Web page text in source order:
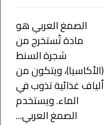
الصمغ العربي هو
مادة تُستخرج من
شجرة السنط
(الأكاسيا)، ويتكون من
ألياف غذائية تذوب في
الماء. ويستخدم
الصمغ العربي...